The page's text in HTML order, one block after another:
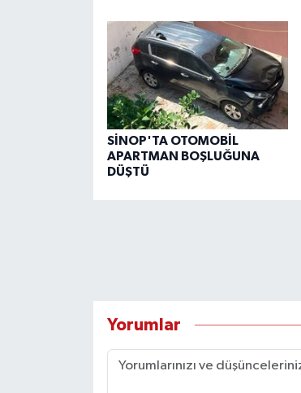
SİNOP'TA OTOMOBİL
APARTMAN BOŞLUĞUNA
DÜŞTÜ
Yorumlar